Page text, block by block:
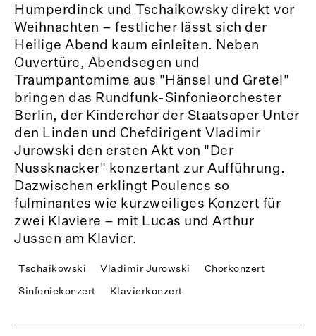
Humperdinck und Tschaikowsky direkt vor
Weihnachten – festlicher lässt sich der
Heilige Abend kaum einleiten. Neben
Ouvertüre, Abendsegen und
Traumpantomime aus "Hänsel und Gretel"
bringen das Rundfunk-Sinfonieorchester
Berlin, der Kinderchor der Staatsoper Unter
den Linden und Chefdirigent Vladimir
Jurowski den ersten Akt von "Der
Nussknacker" konzertant zur Aufführung.
Dazwischen erklingt Poulencs so
fulminantes wie kurzweiliges Konzert für
zwei Klaviere – mit Lucas und Arthur
Jussen am Klavier.
Tschaikowski Vladimir Jurowski
Chorkonzert
Sinfoniekonzert
Klavierkonzert